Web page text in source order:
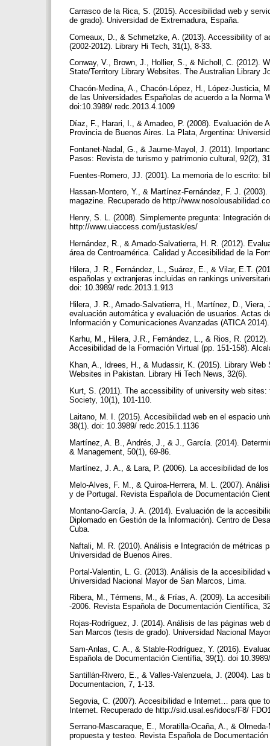
Carrasco de la Rica, S. (2015). Accesibilidad web y
de grado). Universidad de Extremadura, España.
Comeaux, D., & Schmetzke, A. (2013). Accessibility of
(2002‐2012). Library Hi Tech, 31(1), 8-33.
Conway, V., Brown, J., Hollier, S., & Nicholl, C. (2012).
State/Territory Library Websites. The Australian Library
Chacón-Medina, A., Chacón-López, H., López-Justicia,
de las Universidades Españolas de acuerdo a la Norma
doi:10.3989/ redc.2013.4.1009
Díaz, F., Harari, I., & Amadeo, P. (2008). Evaluación
Provincia de Buenos Aires. La Plata, Argentina:
Fontanet-Nadal, G., & Jaume-Mayol, J. (2011).
Pasos: Revista de turismo y patrimonio cultural, 92(2),
Fuentes-Romero, JJ. (2001). La memoria de lo escrito:
Hassan-Montero, Y., & Martínez-Fernández, F. J.
magazine. Recuperado de http://
Henry, S. L. (2008). Simplemente pregunta: Integración
http://www.uiaccess.com/justask/es/
Hernández, R., & Amado-Salvatierra, H. R. (2012).
área de Centroamérica. Calidad y Accesibilidad de la
Hilera, J. R., Fernández, L., Suárez, E., & Vilar, E.T.
españolas y extranjeras incluidas en rankings
doi: 10.3989/ redc.2013.1.913
Hilera, J. R., Amado-Salvatierra, H., Martínez, D.,
evaluación automática y evaluación de usuarios. Actas
Información y Comunicaciones Avanzadas (ATICA
Karhu, M., Hilera, J.R., Fernández, L., & Rios, R.
Accesibilidad de la Formación Virtual (pp. 151-158).
Khan, A., Idrees, H., & Mudassir, K. (2015). Library
Websites in Pakistan. Library Hi Tech News, 32(6).
Kurt, S. (2011). The accessibility of university web
Society, 10(1), 101-110.
Laitano, M. I. (2015). Accesibilidad web en el espacio
38(1). doi: 10.3989/ redc.2015.1.1136
Martínez, A. B., Andrés, J., & J., García. (2014).
& Management, 50(1), 69-86.
Martínez, J. A., & Lara, P. (2006). La accesibilidad de
Melo-Alves, F. M., & Quiroa-Herrera, M. L. (2007).
y de Portugal. Revista Española de Documentación
Montano-García, J. A. (2014). Evaluación de la
Diplomado en Gestión de la Información). Centro de
Cuba.
Naftali, M. R. (2010). Análisis e Integración de métricas
Universidad de Buenos Aires.
Portal-Valentin, L. G. (2013). Análisis de la
Universidad Nacional Mayor de San Marcos, Lima.
Ribera, M., Térmens, M., & Frías, A. (2009). La
-2006. Revista Española de Documentación Científica,
Rojas-Rodríguez, J. (2014). Análisis de las páginas
San Marcos (tesis de grado). Universidad Nacional
Sam-Anlas, C. A., & Stable-Rodríguez, Y. (2016).
Española de Documentación Científia, 39(1). doi
Santillán-Rivero, E., & Valles-Valenzuela, J. (2004).
Documentacion, 7, 1-13.
Segovia, C. (2007). Accesibilidad e Internet… para que
Internet. Recuperado de http://sid.usal.es/idocs/F8/
Serrano-Mascaraque, E., Moratilla-Ocaña, A., &
propuesta y testeo. Revista Española de